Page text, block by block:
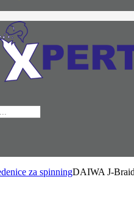
za spinningDAIWA J-